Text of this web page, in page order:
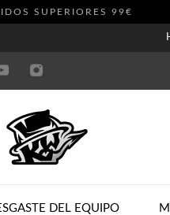
SUPERIORES 99€
DEL EQUIPO